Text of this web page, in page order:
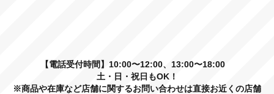
【電話受付時間】10:00〜12:00、13:00〜18:00
土・日・祝日もOK！
※商品や在庫など店舗に関するお問い合わせは直接お近くの店舗